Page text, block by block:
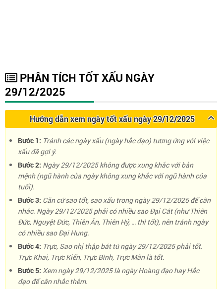
PHÂN TÍCH TỐT XẤU NGÀY
29/12/2025
Hướng dẫn xem ngày tốt xấu ngày 29/12/2025
Bước 1: Tránh các ngày xấu (ngày hắc đạo) tương ứng với việc
xấu đã gợi ý.
Bước 2: Ngày 29/12/2025 không được xung khắc với bản
mệnh (ngũ hành của ngày không xung khắc với ngũ hành của
tuổi).
Bước 3: Căn cứ sao tốt, sao xấu trong ngày 29/12/2025 để cân
nhắc. Ngày 29/12/2025 phải có nhiều sao Đại Cát (như Thiên
Đức, Nguyệt Đức, Thiên Ân, Thiên Hỷ, … thì tốt), nên tránh ngày
có nhiều sao Đại Hung.
Bước 4: Trực, Sao nhị thập bát tú ngày 29/12/2025 phải tốt.
Trực Khai, Trực Kiến, Trực Bình, Trực Mãn là tốt.
Bước 5: Xem ngày 29/12/2025 là ngày Hoàng đạo hay Hắc
đạo để cân nhắc thêm.